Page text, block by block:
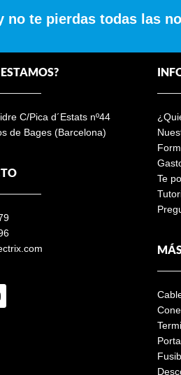
no te pierdas todas las
C/Pica d´Estats nº44
de Bages (Barcelona)
Te